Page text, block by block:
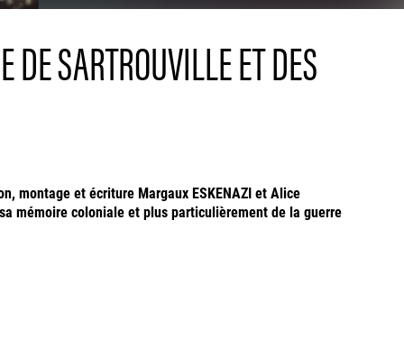
SARTROUVILLE ET DES
montage et écriture Margaux ESKENAZI et Alice
mémoire coloniale et plus particulièrement de la guerre